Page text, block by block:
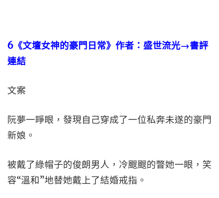
6 《文壇女神的豪門日常》作者：盛世流光→書評
連結
文案
阮夢一睜眼，發現自己穿成了一位私奔未遂的豪門
新娘。
被戴了綠帽子的俊朗男人，冷颼颼的瞥她一眼，笑
容“溫和”地替她戴上了結婚戒指。